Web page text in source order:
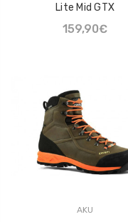
Lite Mid GTX
159,90€
AKU